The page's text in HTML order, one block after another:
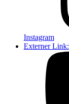
Instagram
Externer Link: